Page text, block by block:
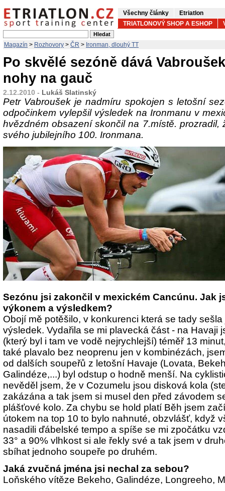
Všechny články
Etriatlon
TRIATLONOVÝ SHOP A ESHOP
Magazín > Rozhovory > ČR > Ironman, dlouhý TT
Po skvělé sezóně dává
nohy na gauč
2.12.2010 - Lukáš Slatinský
Petr Vabroušek je nadmíru spokojen s letošní
odpočinkem vylepšil výsledek na Ironmanu v
hvězdném obsazení skončil na 7.místě. prozradil,
svého jubilejního 100. Ironmana.
Sezónu jsi zakončil v mexickém Cancúnu. Jak
výkonem a výsledkem?
Obojí mě potěšilo, v konkurenci která se tady
výsledek. Vydařila se mi plavecká část - na Havaji
(který byl i tam ve vodě nejrychlejší) téměř 13
také plavalo bez neoprenu jen v kombinézách,
od dalších soupeřů z letošní Havaje (Lovata,
Galindéze,...) byl odstup o hodně menší. Na
nevěděl jsem, že v Cozumelu jsou disková kola
zakázána a tak jsem si musel den před závodem
plášťové kolo. Za chybu se hold platí Běh jsem
útokem na top 10 to bylo nahnuté, obzvlášť, když
nasadili ďábelské tempo a spíše se mi zpočátku
33° a 90% vlhkost si ale řekly své a tak jsem v
sbíhat jednoho soupeře po druhém.
Jaká zvučná jména jsi nechal za sebou?
Loňského vítěze Bekeho, Galindéze, Longreeho,